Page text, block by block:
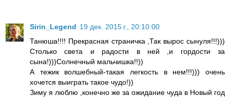
Sirin_Legend 19 дек. 2015 г., 20:10:00
Танюша!!!! Прекрасная страничка ,Так вырос сынуля!!!)))
Столько света и радости в ней ,и гордости за
сына!)))Солнечный мальчишка!!))
А тежик волшебный-такая легкость в нем!!!))) очень
хочется выиграть такое чудо!))
Зиму я люблю ,конечно же за ожидание чуда в Новый год